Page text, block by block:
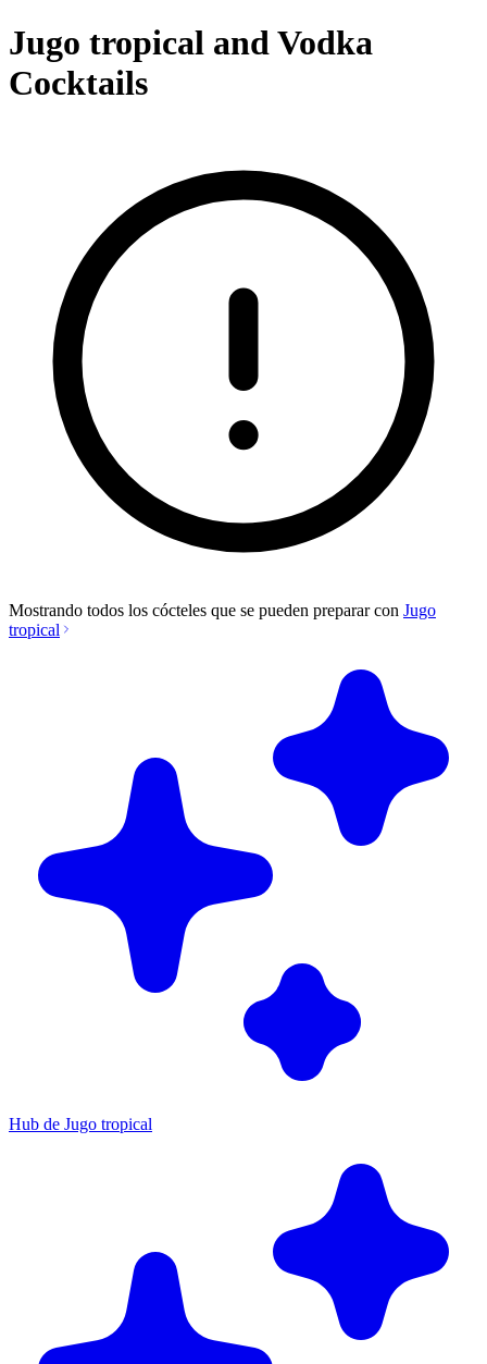
Jugo tropical and Vodka
Cocktails
Mostrando todos los cócteles que se pueden preparar con Jugo
tropical
Hub de Jugo tropical